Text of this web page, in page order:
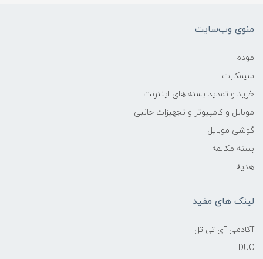
منوی وب‌سایت
مودم
سیمکارت
خرید و تمدید بسته های اینترنت
موبایل و کامپیوتر و تجهیزات جانبی
گوشی موبایل
بسته مکالمه
هدیه
لینک های مفید
آکادمی آی تی تل
DUC